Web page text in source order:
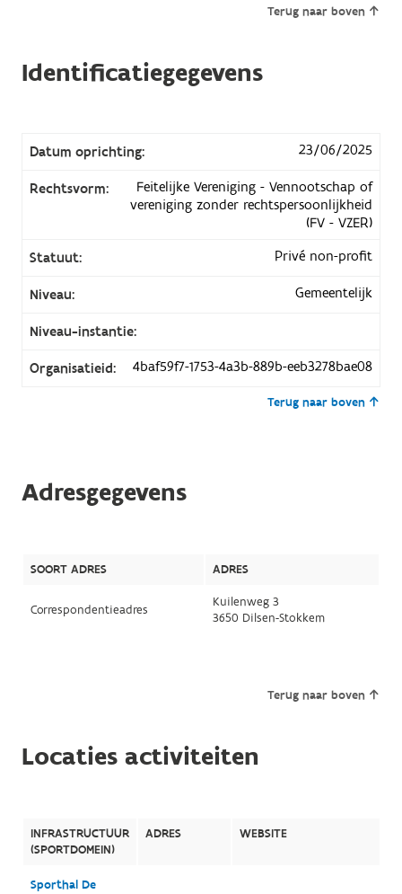
Terug naar boven
Identificatiegegevens
Datum oprichting: 23/06/2025
Rechtsvorm:
Feitelijke Vereniging - Vennootschap of
vereniging zonder rechtspersoonlijkheid
(FV - VZER)
Statuut:
Privé non-profit
Niveau: Gemeentelijk
Niveau-instantie:
Organisatieid: 4baf59f7-1753-4a3b-889b-eeb3278bae08
Terug naar boven
Adresgegevens
SOORT ADRES ADRES
Correspondentieadres
Kuilenweg 3
3650 Dilsen-Stokkem
Terug naar boven
Locaties activiteiten
INFRASTRUCTUUR
(SPORTDOMEIN)
ADRES WEBSITE
Sporthal De